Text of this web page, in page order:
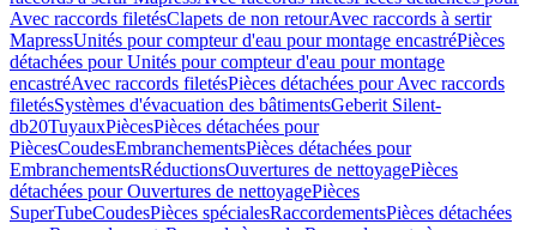
Avec raccords filetésClapets de non retourAvec raccords à sertir
MapressUnités pour compteur d'eau pour montage encastréPièces
détachées pour Unités pour compteur d'eau pour montage
encastréAvec raccords filetésPièces détachées pour Avec raccords
filetésSystèmes d'évacuation des bâtimentsGeberit Silent-
db20TuyauxPiècesPièces détachées pour
PiècesCoudesEmbranchementsPièces détachées pour
EmbranchementsRéductionsOuvertures de nettoyagePièces
détachées pour Ouvertures de nettoyagePièces
SuperTubeCoudesPièces spécialesRaccordementsPièces détachées